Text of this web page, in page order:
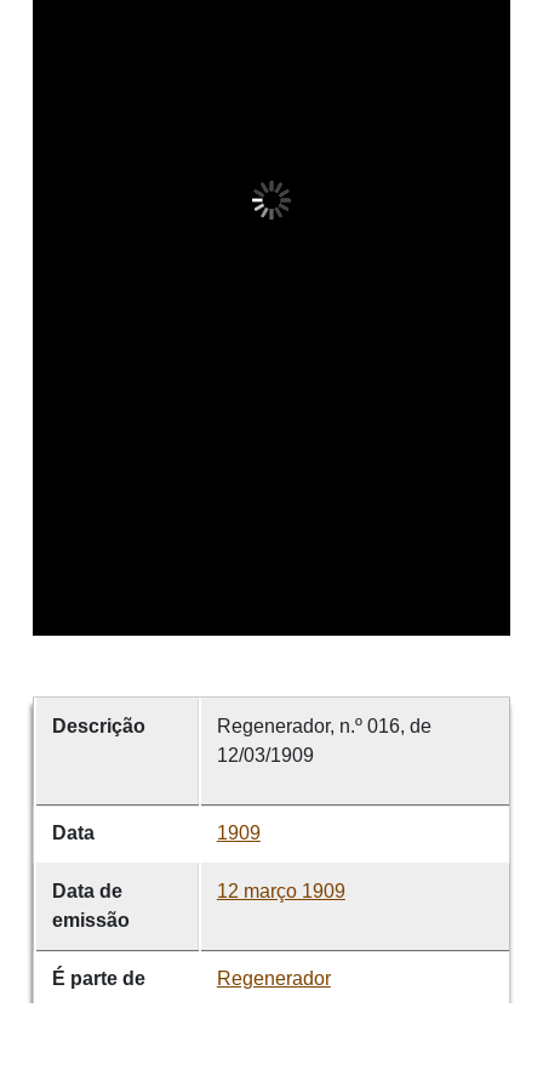
Descrição
Regenerador, n.º 016, de
12/03/1909
Data 1909
Data de
emissão
12 março 1909
É parte de Regenerador